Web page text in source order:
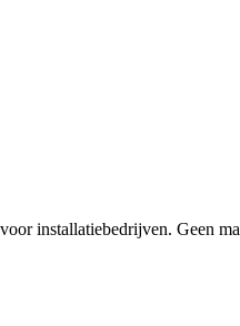
installatiebedrijven. Geen